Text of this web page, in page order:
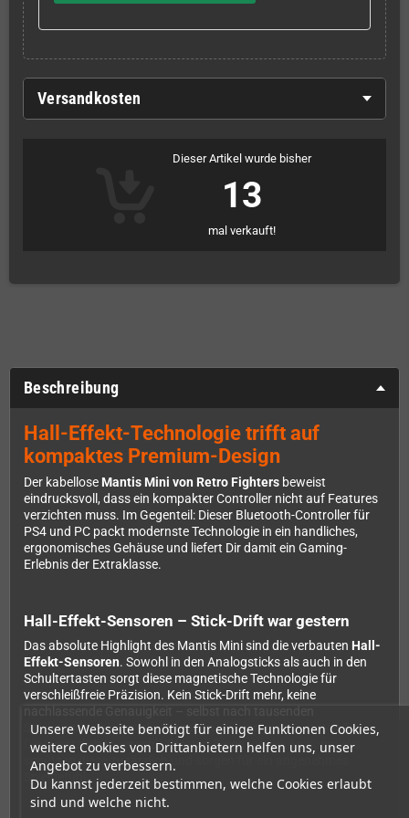
Unsere Webseite benötigt für einige Funktionen Cookies,
weitere Cookies von Drittanbietern helfen uns, unser
Angebot zu verbessern.
Du kannst jederzeit bestimmen, welche Cookies erlaubt
sind und welche nicht.
Versandkosten
Dieser Artikel wurde bisher
13
mal verkauft!
Beschreibung
Hall-Effekt-Technologie trifft auf
kompaktes Premium-Design
Der kabellose Mantis Mini von Retro Fighters beweist
eindrucksvoll, dass ein kompakter Controller nicht auf Features
verzichten muss. Im Gegenteil: Dieser Bluetooth-Controller für
PS4 und PC packt modernste Technologie in ein handliches,
ergonomisches Gehäuse und liefert Dir damit ein Gaming-
Erlebnis der Extraklasse.
Hall-Effekt-Sensoren – Stick-Drift war gestern
Das absolute Highlight des Mantis Mini sind die verbauten Hall-
Effekt-Sensoren. Sowohl in den Analogsticks als auch in den
Schultertasten sorgt diese magnetische Technologie für
verschleißfreie Präzision. Kein Stick-Drift mehr, keine
Spielstunden bleiben die Eingaben präzise wie am ersten Tag.
Die zusätzlichen verschleißfesten Ringe um die Analogsticks
schützen diese zusätzlich und sorgen für ein angenehmes
Spielgefühl.